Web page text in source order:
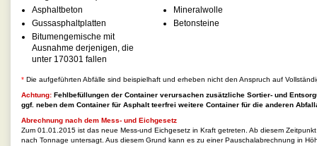
Asphaltbeton
Gussasphaltplatten
Bitumengemische mit
Ausnahme derjenigen, die
unter 170301 fallen
Mineralwolle
Betonsteine
* Die aufgeführten Abfälle sind beispielhaft und erheben nicht den Anspruch auf
Achtung: Fehlbefüllungen der Container verursachen zusätzliche Sortier- und
ggf. neben dem Container für Asphalt teerfrei weitere Container für die anderen
Abrechnung nach dem Mess- und Eichgesetz
Zum 01.01.2015 ist das neue Mess-und Eichgesetz in Kraft getreten. Ab diesem
nach Tonnage untersagt. Aus diesem Grund kann es zu einer Pauschalabrechnung in